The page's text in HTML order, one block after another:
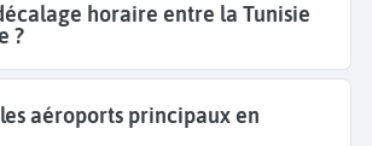
horaire entre la Tunisie
?
aéroports principaux en